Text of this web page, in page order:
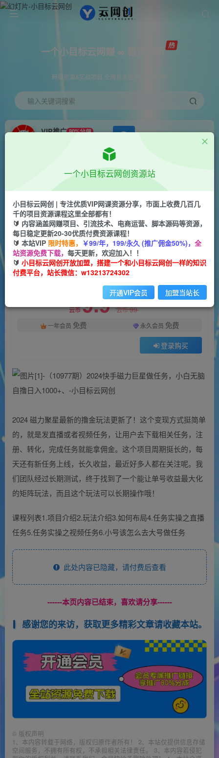
一个小目标云网赚 ∞ 稳定更新
网赚资源&实战项目 全网首发全年365天更新
输入关键词搜索
VIP推广 80%分佣
会员免费 正文
（10977期）2024快手磁力巨星做任务，小白无脑
自撸日入1000+、
一个小目标云网创
2年前发布
关注 私信
24 0
此内容为付费资源，请付费后查看
云币9.9 限时特惠
云币99
一年会员 免费 永久会员 免费
登录购买
付费资源
2024 磁力聚星最新的撸金玩法更新了！这个变现方式挺简单
的，就是发直播或者视频任务，让用户去下载相关任务，注
册、转化，完成任务就能拿佣金。这个项目周期挺长的，每
天还有新任务上线，长久收益，最近好多人都在关注呢。我
们团队经过长期测试，终于找到了一个能让单号收益最大化
的矩阵玩法，而且这个玩法可以长期操作哦！
课程列表1.项目介绍2.玩法介绍3.如何布局4.任务实操之直播
任务5.任务实操之视频任务6.小号该怎么去大号做任务
此处内容已隐藏，请付费后查看
------本页内容已结束，喜欢请分享------
感谢您的来访，获取更多精彩文章请收藏本站。
© 版权声明
1、本内容转载于网络，版权归原作者所有！ 2、本站仅提供信息存储
空间服务，不拥有所有权，不承担相关法律责任。 3、本内容若侵犯
一个小目标云网创资源站
小目标云网创 | 专注优质VIP网课资源分享，市面上收费几百几
千的项目资源课程这里全部都有！
🔰 内容涵盖网赚项目、引流技术、电商运营、脚本源码等资源，
每日稳定更新20-30优质付费资源课程！
🔰 本站VIP 限时特惠， ￥99/年，199/永久 (推广佣金50%)， 全
站资源免费下载， 每天更新，欢迎加入！！
🔰 小目标云网创开放加盟，搭建一个和小目标云网创一样的知识
付费平台，站长微信：w13213724302
开通VIP会员 加盟当站长